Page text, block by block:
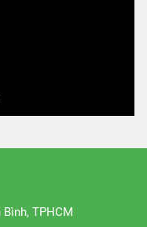
TPHCM